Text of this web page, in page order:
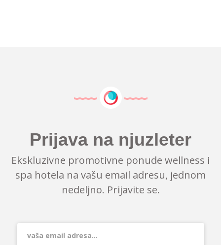
Prijava na njuzleter
Ekskluzivne promotivne ponude wellness i
spa hotela na vašu email adresu, jednom
nedeljno. Prijavite se.